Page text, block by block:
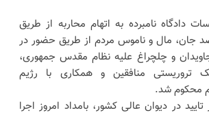
دادگاه نامبرده به اتهام محاربه از طریق
جان، مال و ناموس مردم از طریق حضور در
و چلچراغ علیه نظام مقدس جمهوری،
تروریستی منافقین و همکاری با رژیم
محکوم شد.
در دیوان عالی کشور، بامداد امروز اجرا